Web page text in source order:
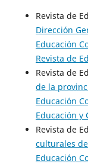
Revista de
Dirección
Educación
Revista de
Revista de
de la
Educación
Educación y
Revista de
culturales
Educación